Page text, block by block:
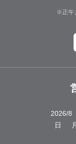
※正午
2026/8
日